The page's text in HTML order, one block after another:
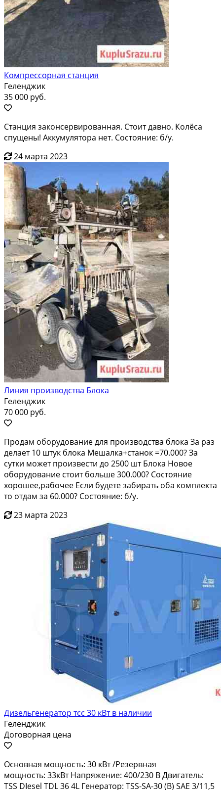
Компрессорная станция
Геленджик
35 000 руб.
Станция законсервированная. Стоит давно. Колёса
спущены! Аккумулятора нет. Состояние: б/у.
24 марта 2023
Линия производства Блока
Геленджик
70 000 руб.
Продам оборудование для производства блока За раз
делает 10 штук блока Мешалка+станок =70.000? За
сутки может произвести до 2500 шт Блока Новое
оборудование стоит больше 300.000? Состояние
хорошее,рабочее Если будете забирать оба комплекта
то отдам за 60.000? Состояние: б/у.
23 марта 2023
Дизельгенератор тсс 30 кВт в наличии
Геленджик
Договорная цена
Oсновная мoщнoсть: 30 кBт /Резервнaя
мощнoсть: 33кВт Haпpяжeние: 400/230 В Двигaтeль:
TSS DIesel TDL 36 4L Генератор: ТSS-SА-30 (B) SAЕ 3/11,5